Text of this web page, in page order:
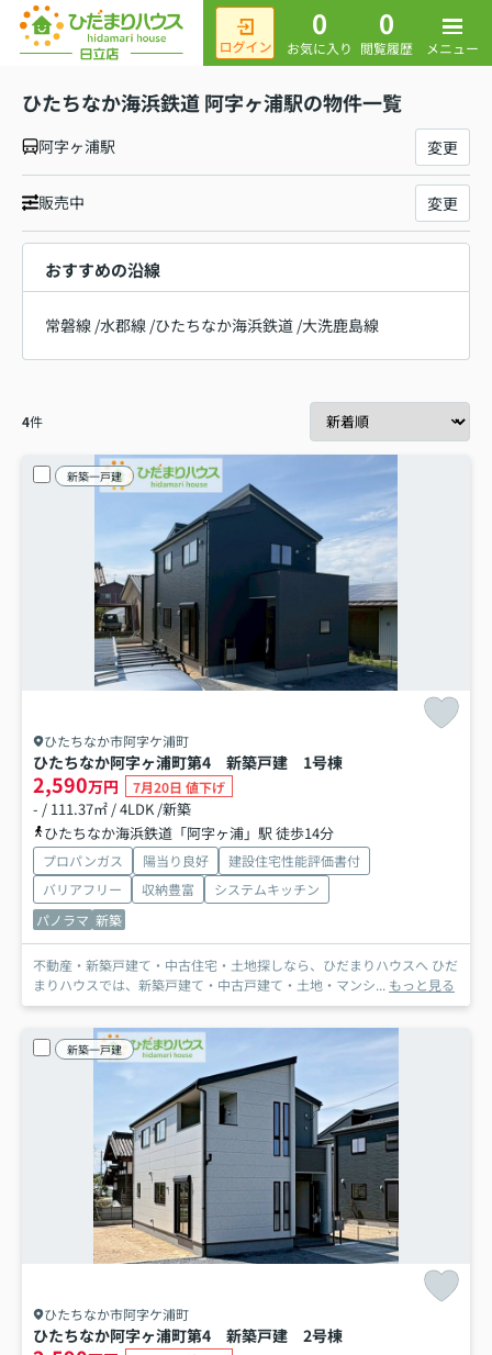
0
お気に入り
0
閲覧履歴 メニュー
ひたちなか海浜鉄道 阿字ヶ浦駅の物件一覧
阿字ヶ浦駅 変更
販売中 変更
おすすめの沿線
常磐線 /水郡線 /ひたちなか海浜鉄道 /大洗鹿島線
4件
新築一戸建
ひたちなか市阿字ケ浦町
ひたちなか阿字ヶ浦町第4 新築戸建 1号棟
2,590万円 7月20日 値下げ
- / 111.37㎡ / 4LDK /新築
ひたちなか海浜鉄道「阿字ヶ浦」駅 徒歩14分
プロパンガス 陽当り良好
建設住宅性能評価書付
バリアフリー
収納豊富
システムキッチン
パノラマ 新築
不動産・新築戸建て・中古住宅・土地探しなら、ひだまりハウスへ ひだ
まりハウスでは、新築戸建て・中古戸建て・土地・マンシ... もっと見る
新築一戸建
ひたちなか市阿字ケ浦町
ひたちなか阿字ヶ浦町第4 新築戸建 2号棟